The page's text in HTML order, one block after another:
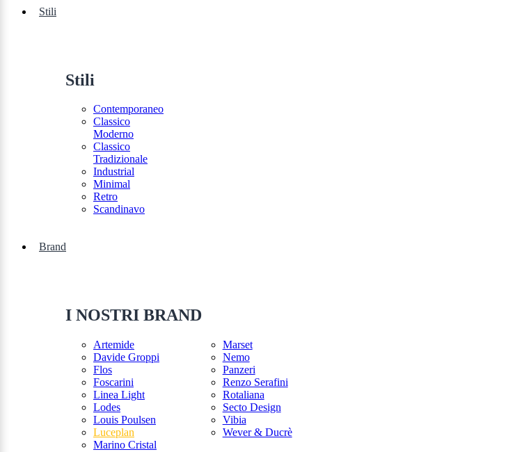
Stili
Stili
Contemporaneo
Classico
Moderno
Classico
Tradizionale
Industrial
Minimal
Retro
Scandinavo
Brand
I NOSTRI BRAND
Artemide
Davide Groppi
Flos
Foscarini
Linea Light
Lodes
Louis Poulsen
Luceplan
Marino Cristal
Marset
Nemo
Panzeri
Renzo Serafini
Rotaliana
Secto Design
Vibia
Wever & Ducrè